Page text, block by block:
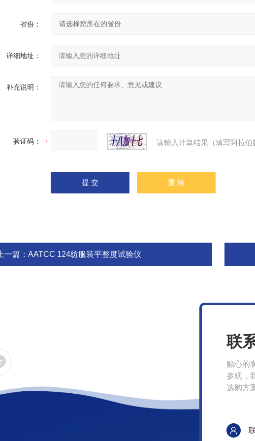
省份：
详细地址：
补充说明：
验证码： 请输入计算结果（填写阿拉
上一篇： AATCC 124纺服装平整度试验仪
联
贴心的
参观，
选购方